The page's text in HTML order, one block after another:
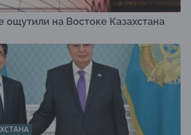
ощутили на Востоке Казахстана